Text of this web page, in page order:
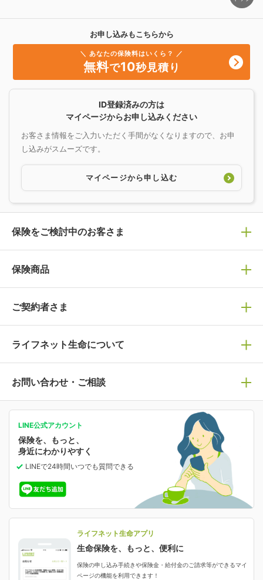
お申し込みもこちらから
＼ あなたの保険料はいくら？ ／
無料で10秒見積り
ID登録済みの方は
マイページからお申し込みください
お客さま情報をご入力いただく手間がなくなりますので、お申
し込みがスムーズです。
マイページから申し込む
保険をご検討中のお客さま
保険の選び方
保険選びで迷っている方はチェック！
保険の基礎知識や選び方を解説！
人生のステージに必要な保険がわかる！
保険ジャンバラヤ
あなたの人生と保険選びのためのWebメディア
選ばれる理由・評判
ライフネット生命の特長
ライフネット生命が選ばれる理由がわかる！
評判・口コミ
ご契約者さまに聞きました！
申し込みガイド
保険商品
保険商品一覧
万が一に備える
病気や手術に備える
がん保険
がんに備える
女性保険
就業不能保険
就業不能状態に備える
認知症・MCIに備える
ご契約者さま
マイページログイン
ご契約内容の確認
お客さま情報の確認・変更
保険料の支払い方法の変更
中断したお申し込みの再開
お申し込み後の状況確認
減額・解約・追加契約の申し込み など
ご契約者さま向け各種お手続き・サービス
保険金・給付金のご請求
ライフネット生命について
ライフネット生命についてトップ
会社情報
業績・財務情報
保険金等の支払状況
採用情報
生命保険マニフェスト
お問い合わせ・ご相談
保険相談サービス
よくあるご質問
資料請求
LINE公式アカウント
保険を、もっと、
身近にわかりやすく
LINEで24時間いつでも質問できる
ライフネット生命アプリ
生命保険を、もっと、便利に
保険の申し込み手続きや保険金・給付金のご請求等ができるマイ
ページの機能を利用できます！